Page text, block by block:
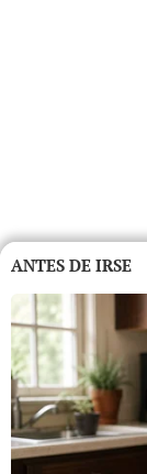
ANTES DE IRSE